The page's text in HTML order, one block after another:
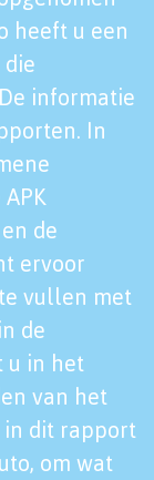
heeft u een
informatie
In
de
ervoor
vullen met
de
u in het
van het
in dit rapport
om wat